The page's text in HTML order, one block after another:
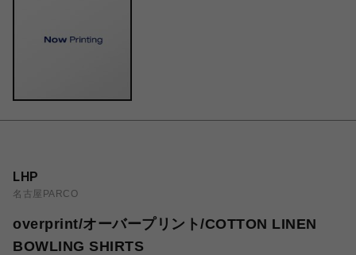
LHP
名古屋PARCO
overprint/オーバープリント/COTTON LINEN
BOWLING SHIRTS